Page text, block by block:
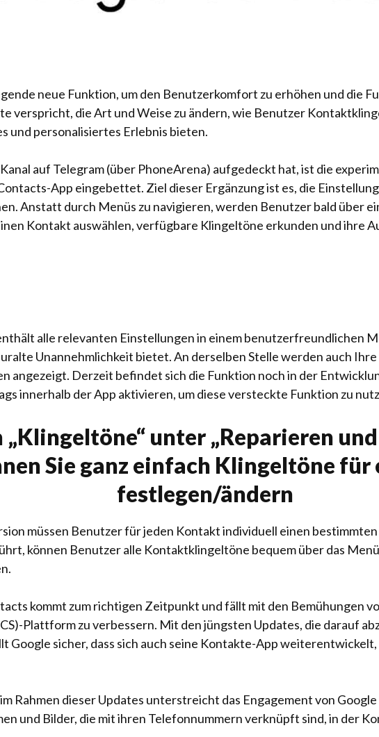
neue Funktion, um den Benutzerkomfort zu erhöhen und die
verspricht, die Art und Weise zu ändern, wie Benutzer
und personalisiertes Erlebnis bieten.
auf Telegram (über PhoneArena) aufgedeckt hat, ist die
App eingebettet. Ziel dieser Ergänzung ist es, die
Anstatt durch Menüs zu navigieren, werden Benutzer bald über
Kontakt auswählen, verfügbare Klingeltöne erkunden und ihre
alle relevanten Einstellungen in einem benutzerfreundlichen
Unannehmlichkeit bietet. An derselben Stelle werden auch
angezeigt. Derzeit befindet sich die Funktion noch in der
innerhalb der App aktivieren, um diese versteckte Funktion zu
unter „Reparieren
Sie ganz einfach Klingeltöne
festlegen/ändern
müssen Benutzer für jeden Kontakt individuell einen
können Benutzer alle Kontaktklingeltöne bequem über das
kommt zum richtigen Zeitpunkt und fällt mit den Bemühungen
Plattform zu verbessern. Mit den jüngsten Updates, die darauf
Google sicher, dass sich auch seine Kontakte-App
Rahmen dieser Updates unterstreicht das Engagement von
und Bilder, die mit ihren Telefonnummern verknüpft sind, in der